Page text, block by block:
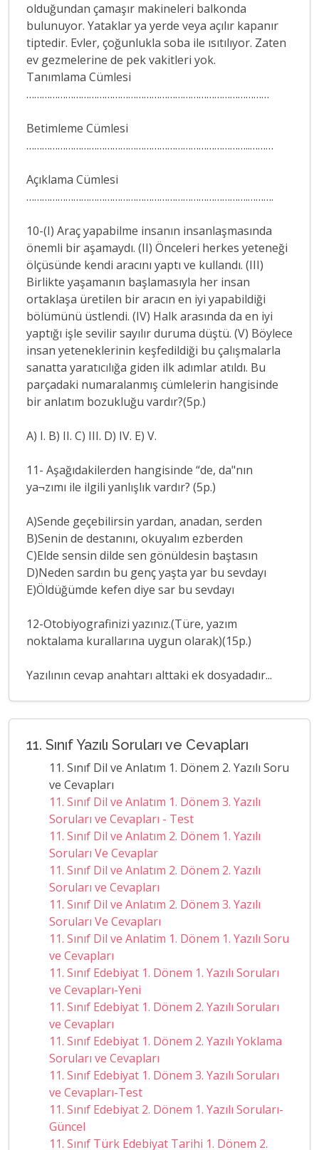
olduğundan çamaşır makineleri balkonda
bulunuyor. Yataklar ya yerde veya açılır kapanır
tiptedir. Evler, çoğunlukla soba ile ısıtılıyor. Zaten
ev gezmelerine de pek vakitleri yok.
Tanımlama Cümlesi
…………………………………………………………………………………
Betimleme Cümlesi
…………………………………………………………………………..………
Açıklama Cümlesi
………………………………………………………………………….……….
10-(I) Araç yapabilme insanın insanlaşmasında
önemli bir aşamaydı. (II) Önceleri herkes yeteneği
ölçüsünde kendi aracını yaptı ve kullandı. (III)
Birlikte yaşamanın başlamasıyla her insan
ortaklaşa üretilen bir aracın en iyi yapabildiği
bölümünü üstlendi. (IV) Halk arasında da en iyi
yaptığı işle sevilir sayılır duruma düştü. (V) Böylece
insan yeteneklerinin keşfedildiği bu çalışmalarla
sanatta yaratıcılığa giden ilk adımlar atıldı. Bu
parçadaki numaralanmış cümlelerin hangisinde
bir anlatım bozukluğu vardır?(5p.)
A) I. B) II. C) III. D) IV. E) V.
11- Aşağıdakilerden hangisinde “de, da"nın
ya¬zımı ile ilgili yanlışlık vardır? (5p.)
A)Sende geçebilirsin yardan, anadan, serden
B)Senin de destanını, okuyalım ezberden
C)Elde sensin dilde sen gönüldesin baştasın
D)Neden sardın bu genç yaşta yar bu sevdayı
E)Öldüğümde kefen diye sar bu sevdayı
12-Otobiyografinizi yazınız.(Türe, yazım
noktalama kurallarına uygun olarak)(15p.)
Yazılının cevap anahtarı alttaki ek dosyadadır...
11. Sınıf Yazılı Soruları ve Cevapları
11. Sınıf Dil ve Anlatım 1. Dönem 2. Yazılı Soru
ve Cevapları
11. Sınıf Dil ve Anlatım 1. Dönem 3. Yazılı
Soruları ve Cevapları - Test
11. Sınıf Dil ve Anlatım 2. Dönem 1. Yazılı
Soruları Ve Cevaplar
11. Sınıf Dil ve Anlatım 2. Dönem 2. Yazılı
Soruları ve Cevapları
11. Sınıf Dil ve Anlatım 2. Dönem 3. Yazılı
Soruları Ve Cevapları
11. Sınıf Dil ve Anlatim 1. Dönem 1. Yazılı Soru
ve Cevapları
11. Sınıf Edebiyat 1. Dönem 1. Yazılı Soruları
ve Cevapları-Yeni
11. Sınıf Edebiyat 1. Dönem 2. Yazılı Soruları
ve Cevapları
11. Sınıf Edebiyat 1. Dönem 2. Yazılı Yoklama
Soruları ve Cevapları
11. Sınıf Edebiyat 1. Dönem 3. Yazılı Soruları
ve Cevapları-Test
11. Sınıf Edebiyat 2. Dönem 1. Yazılı Soruları-
Güncel
11. Sınıf Türk Edebiyat Tarihi 1. Dönem 2.